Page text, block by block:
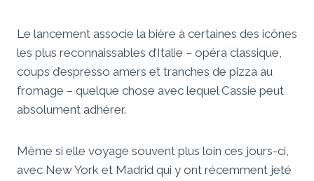
Le lancement associe la bière à certaines des icônes
les plus reconnaissables d’Italie – opéra classique,
coups d’espresso amers et tranches de pizza au
fromage – quelque chose avec lequel Cassie peut
absolument adhérer.
Même si elle voyage souvent plus loin ces jours-ci,
avec New York et Madrid qui y ont récemment jeté